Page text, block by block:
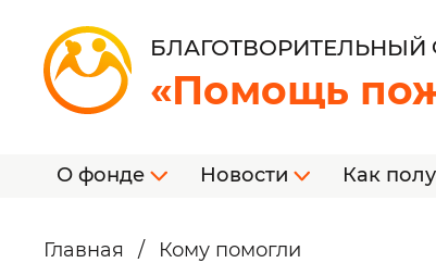
«Помощь
О фонде Новости Как
Главная / Кому помогли